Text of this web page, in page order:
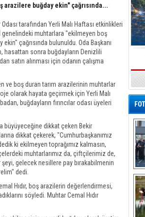
arazilere buğday ekin" çağrısında...
Odası tarafından Yerli Malı Haftası etkinlikleri
muhtarlara "ekilmeyen boş
çağrısında bulunuldu. Oda Başkanı
hasattan sonra buğdayların Denizlili
satın alınması için odanın çalışma
ve boş duran tarım arazilerinin muhtarlar
olarak hayata geçirmek için Yerli Malı
buğdayların fırıncılar odası üyeleri
büyüyeceğine dikkat çeken Bekir
dikkat çekerek, "Cumhurbaşkanımız
ki ekilmeyen toprağımız kalmasın,
muhtarlarımız da, çiftçilerimiz de,
gelecek nesillere pay bırakabilmenin
dedi.
Hıdır, boş arazilerin değerlendirmesi,
söyledi. Muhtar Cemal Hıdır